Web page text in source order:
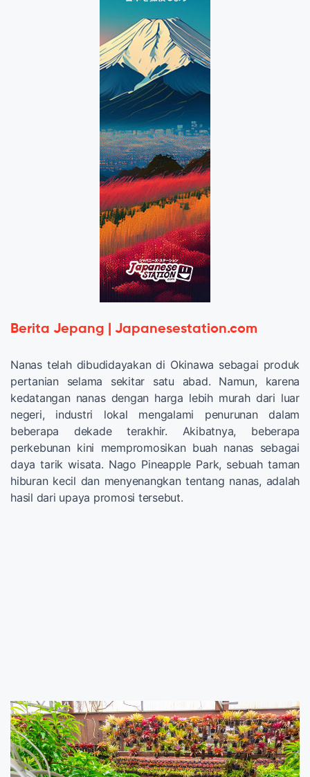
Berita Jepang | Japanesestation.com
Nanas telah dibudidayakan di Okinawa sebagai produk
pertanian selama sekitar satu abad. Namun, karena
kedatangan nanas dengan harga lebih murah dari luar
negeri, industri lokal mengalami penurunan dalam
beberapa dekade terakhir. Akibatnya, beberapa
perkebunan kini mempromosikan buah nanas sebagai
daya tarik wisata. Nago Pineapple Park, sebuah taman
hiburan kecil dan menyenangkan tentang nanas, adalah
hasil dari upaya promosi tersebut.